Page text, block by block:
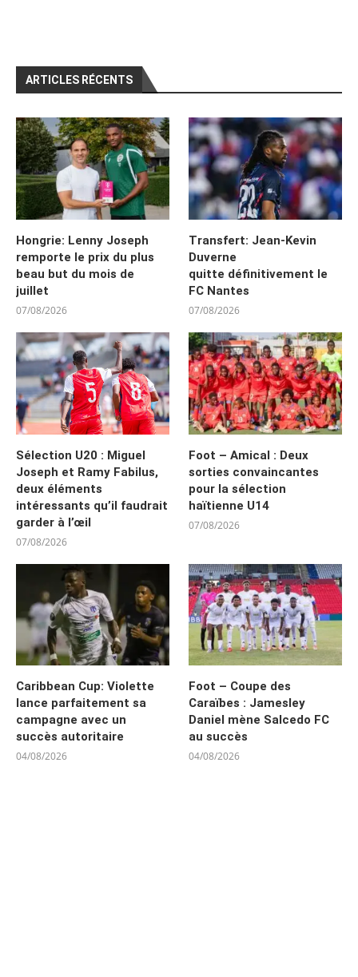
ARTICLES RÉCENTS
Hongrie: Lenny Joseph
remporte le prix du plus
beau but du mois de
juillet
07/08/2026
Transfert: Jean-Kevin
Duverne
quitte définitivement le
FC Nantes
07/08/2026
Sélection U20 : Miguel
Joseph et Ramy Fabilus,
deux éléments
intéressants qu’il faudrait
garder à l’œil
07/08/2026
Foot – Amical : Deux
sorties convaincantes
pour la sélection
haïtienne U14
07/08/2026
Caribbean Cup: Violette
lance parfaitement sa
campagne avec un
succès autoritaire
04/08/2026
Foot – Coupe des
Caraïbes : Jamesley
Daniel mène Salcedo FC
au succès
04/08/2026